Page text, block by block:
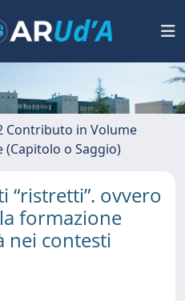
Contributo in Volume
o Saggio)
“ristretti”. ovvero
formazione
nei contesti